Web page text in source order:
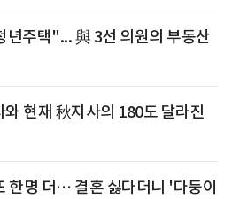
년주택"... 與 3선 의원의 부동산
현재 秋지사의 180도 달라진
한명 더… 결혼 싫다더니 '다둥이